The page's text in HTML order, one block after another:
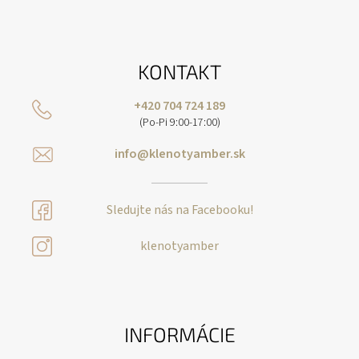
KONTAKT
+420 704 724 189
(Po-Pi 9:00-17:00)
info@klenotyamber.sk
Sledujte nás na Facebooku!
klenotyamber
INFORMÁCIE